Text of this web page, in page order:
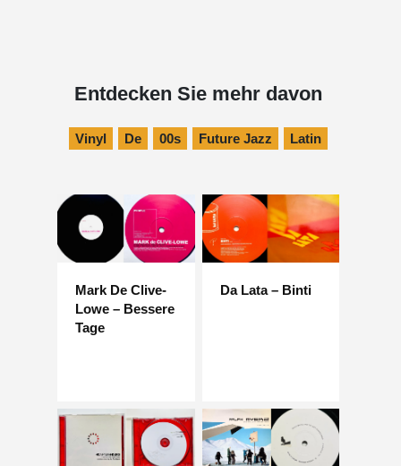
Entdecken Sie mehr davon
Vinyl De 00s Future Jazz Latin
Mark De Clive-
Lowe – Bessere
Tage
Da Lata – Binti